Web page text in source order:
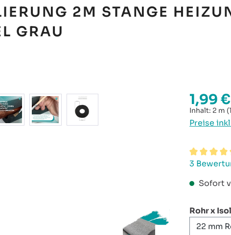
2M STANGE
GRAU
Regulärer
1,99 €
Inhalt: 2 m
Preise
3
Sofort
Rohr x